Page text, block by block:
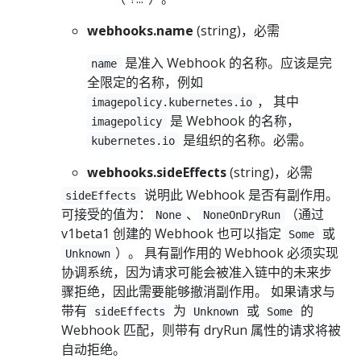
webhooks.name (string)，必需
name
是准入 Webhook 的名称。应该是完
全限定的名称，例如
imagepolicy.kubernetes.io ， 其中
imagepolicy 是 Webhook 的名称，
kubernetes.io
是组织的名称。必需。
webhooks.sideEffects(string)，必需
sideEffects
说明此 Webhook 是否有副作用。
可接受的值为：
None 、 NoneOnDryRun
（通过
v1beta1 创建的 Webhook 也可以指定
Some 或
Unknown ）。 具有副作用的 Webhook 必须实现
协调系统，因为请求可能会被准入链中的未来步
骤拒绝，因此需要能够撤消副作用。 如果请求与
带有
sideEffects 为 Unknown 或 Some
的
Webhook 匹配，则带有 dryRun 属性的请求将被
自动拒绝。